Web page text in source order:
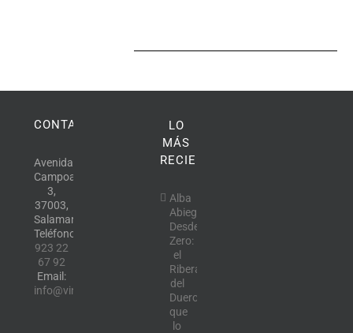
CONTACTO
Avenida
Campoamor,
3,
37003,
Salamanca.
Teléfono:
923 22
67 92
Email:
info@vinotecalavendimia.es
LO
MÁS
RECIENTE
Alba
Abiega
Desde
Zero:
el
Ribera
del
Duero
que
lo